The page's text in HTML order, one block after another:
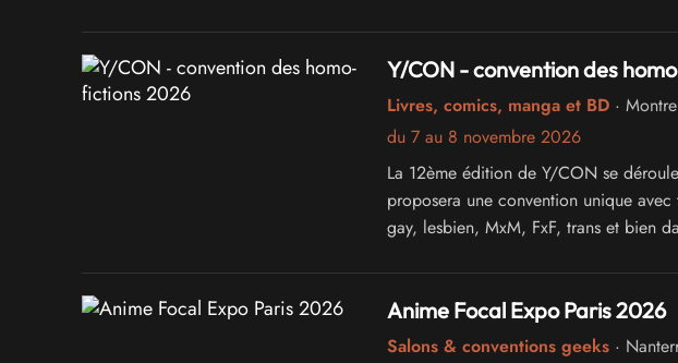
Y/CON - convention des
Livres, comics, manga et BD·
du 7 au 8 novembre 2026
La 12ème édition de Y/CON se
proposera une convention unique
gay, lesbien, MxM, FxF, trans et bien
Anime Focal Expo Paris 2026
Salons & conventions geeks·